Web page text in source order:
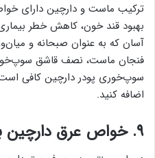
ترکیب ماست و دارچین دارای
بهبود قند خون، کاهش خطر
آسان که به عنوان صبحانه و
فنجان ماست، نصف قاشق
سوپ‌خوری پودر دارچین کافی
اضافه کنید.
۹. خواص عرق دارچین برای لاغری